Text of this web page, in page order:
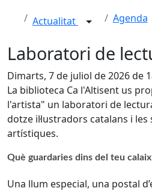
Actualitat Agenda
Laboratori de
Dimarts, 7 de juliol de 2026 de
La biblioteca Ca l'Altisent us
l'artista" un laboratori de
dotze il·lustradors catalans i les
artístiques.
Què guardaries dins del teu calaix
Una llum especial, una postal